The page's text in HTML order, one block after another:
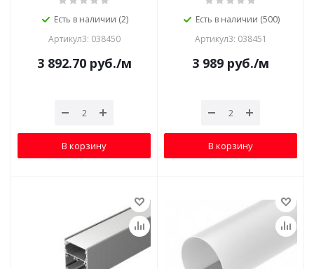
Есть в наличии (2)
Артикул3: 038450
3 892.70руб./м
В корзину
Есть в наличии (500)
Артикул3: 038451
3 989 руб./м
В корзину